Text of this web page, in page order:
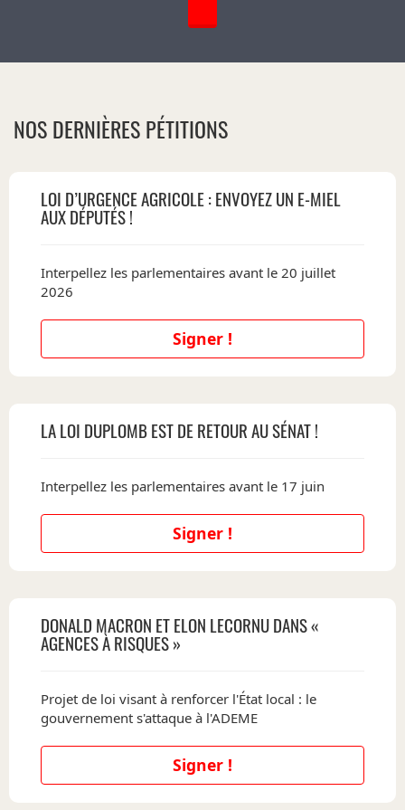
NOS DERNIÈRES PÉTITIONS
LOI D’URGENCE AGRICOLE : ENVOYEZ UN E-MIEL
AUX DÉPUTÉS !
Interpellez les parlementaires avant le 20 juillet
2026
Signer !
LA LOI DUPLOMB EST DE RETOUR AU SÉNAT !
Interpellez les parlementaires avant le 17 juin
Signer !
DONALD MACRON ET ELON LECORNU DANS «
AGENCES À RISQUES »
Projet de loi visant à renforcer l'État local : le
gouvernement s'attaque à l'ADEME
Signer !